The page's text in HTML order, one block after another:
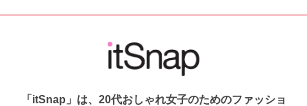
「itSnap」は、20代おしゃれ女子のためのファッショ